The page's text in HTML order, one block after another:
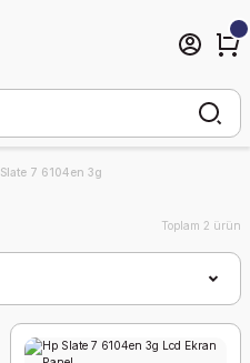
Slate 7 6104en 3g
Toplam 2 ürün